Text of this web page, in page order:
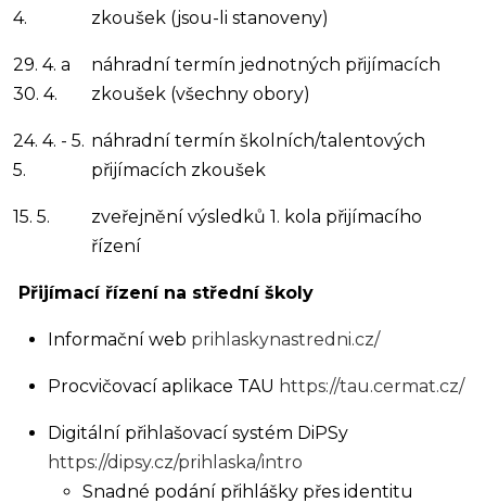
4.
zkoušek (jsou-li stanoveny)
29. 4. a
30. 4.
náhradní termín jednotných přijímacích
zkoušek (všechny obory)
24. 4. - 5.
5.
náhradní termín školních/talentových
přijímacích zkoušek
15. 5.
zveřejnění výsledků 1. kola přijímacího
řízení
Přijímací řízení na střední školy
Informační web prihlaskynastredni.cz/
Procvičovací aplikace TAU https://tau.cermat.cz/
Digitální přihlašovací systém DiPSy
https://dipsy.cz/prihlaska/intro
Snadné podání přihlášky přes identitu